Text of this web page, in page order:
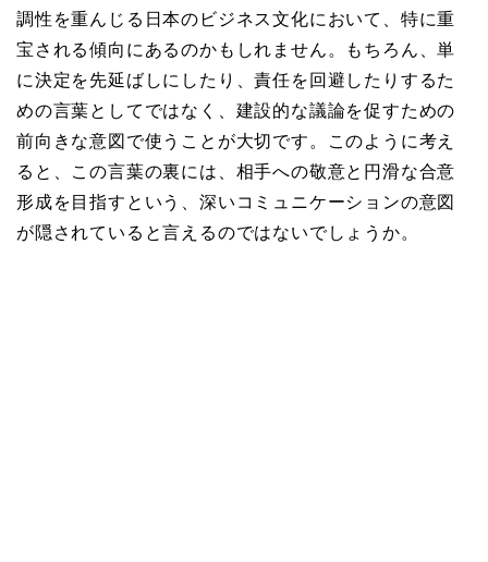
調性を重んじる日本のビジネス文化において、特に重
宝される傾向にあるのかもしれません。もちろん、単
に決定を先延ばしにしたり、責任を回避したりするた
めの言葉としてではなく、建設的な議論を促すための
前向きな意図で使うことが大切です。このように考え
ると、この言葉の裏には、相手への敬意と円滑な合意
形成を目指すという、深いコミュニケーションの意図
が隠されていると言えるのではないでしょうか。